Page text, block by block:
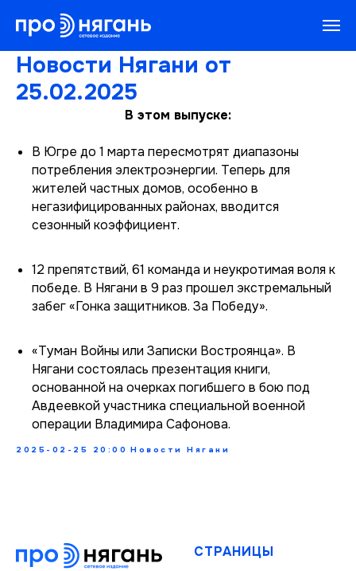
Новости Нягани от
25.02.2025
В этом выпуске:
В Югре до 1 марта пересмотрят диапазоны
потребления электроэнергии. Теперь для
жителей частных домов, особенно в
негазифицированных районах, вводится
сезонный коэффициент.
12 препятствий, 61 команда и неукротимая воля к
победе. В Нягани в 9 раз прошел экстремальный
забег «Гонка защитников. За Победу».
«Туман Войны или Записки Востроянца». В
Нягани состоялась презентация книги,
основанной на очерках погибшего в бою под
Авдеевкой участника специальной военной
операции Владимира Сафонова.
2025-02-25 20:00 Новости Нягани
СТРАНИЦЫ